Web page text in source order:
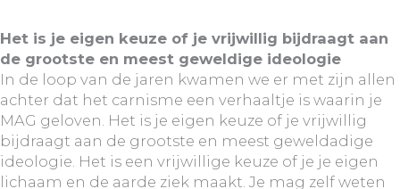
Het is je eigen keuze of je vrijwillig bijdraagt aan
de grootste en meest geweldige ideologie
In de loop van de jaren kwamen we er met zijn allen
achter dat het carnisme een verhaaltje is waarin je
MAG geloven. Het is je eigen keuze of je vrijwillig
bijdraagt aan de grootste en meest geweldadige
ideologie. Het is een vrijwillige keuze of je je eigen
lichaam en de aarde ziek maakt. Je mag zelf weten